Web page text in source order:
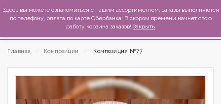
MexиKo
Главная Композиции Композиция №77
Здесь вы можете ознакомиться с нашим ассортиментом, заказы выполняются
по телефону, оплата по карте Сбербанка! В скором времени начнет свою
работу корзина заказов! Закрыть